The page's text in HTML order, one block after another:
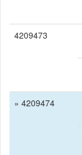
4209473
» 4209474